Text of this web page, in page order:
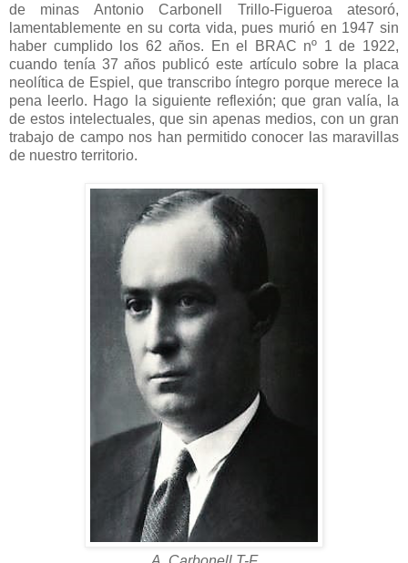
de minas Antonio Carbonell Trillo-Figueroa atesoró,
lamentablemente en su corta vida, pues murió en 1947 sin
haber cumplido los 62 años. En el BRAC nº 1 de 1922,
cuando tenía 37 años publicó este artículo sobre la placa
neolítica de Espiel, que transcribo íntegro porque merece la
pena leerlo. Hago la siguiente reflexión; que gran valía, la
de estos intelectuales, que sin apenas medios, con un gran
trabajo de campo nos han permitido conocer las maravillas
de nuestro territorio.